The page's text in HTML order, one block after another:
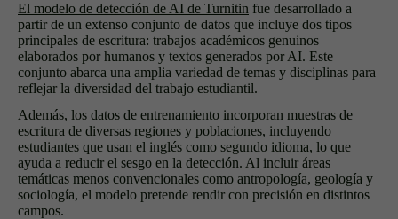
El modelo de detección de AI de Turnitin fue desarrollado a
partir de un extenso conjunto de datos que incluye dos tipos
principales de escritura: trabajos académicos genuinos
elaborados por humanos y textos generados por AI. Este
conjunto abarca una amplia variedad de temas y disciplinas para
reflejar la diversidad del trabajo estudiantil.
Además, los datos de entrenamiento incorporan muestras de
escritura de diversas regiones y poblaciones, incluyendo
estudiantes que usan el inglés como segundo idioma, lo que
ayuda a reducir el sesgo en la detección. Al incluir áreas
temáticas menos convencionales como antropología, geología y
sociología, el modelo pretende rendir con precisión en distintos
campos.